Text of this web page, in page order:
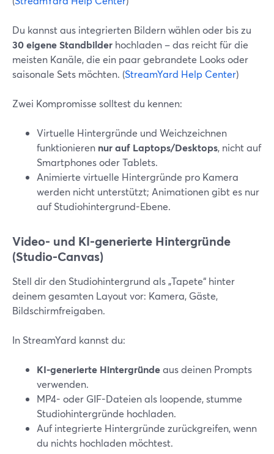
Du kannst aus integrierten Bildern wählen oder bis zu
30 eigene Standbilder hochladen – das reicht für die
meisten Kanäle, die ein paar gebrandete Looks oder
saisonale Sets möchten. (StreamYard Help Center)
Zwei Kompromisse solltest du kennen:
Virtuelle Hintergründe und Weichzeichnen
funktionieren nur auf Laptops/Desktops, nicht auf
Smartphones oder Tablets.
Animierte virtuelle Hintergründe pro Kamera
werden nicht unterstützt; Animationen gibt es nur
auf Studiohintergrund-Ebene.
Video- und KI-generierte Hintergründe
(Studio-Canvas)
Stell dir den Studiohintergrund als „Tapete“ hinter
deinem gesamten Layout vor: Kamera, Gäste,
Bildschirmfreigaben.
In StreamYard kannst du:
KI-generierte Hintergründeaus deinen Prompts
verwenden.
MP4- oder GIF-Dateien als loopende, stumme
Studiohintergründe hochladen.
Auf integrierte Hintergründe zurückgreifen, wenn
du nichts hochladen möchtest.